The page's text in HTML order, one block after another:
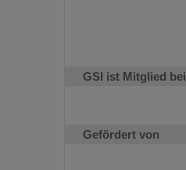
GSI ist Mitglied bei
Gefördert von